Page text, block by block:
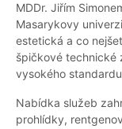
MDDr. Jiřím
Masarykovy
estetická a co
špičkové technické
vysokého
Nabídka služeb
prohlídky,